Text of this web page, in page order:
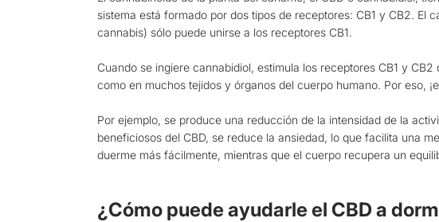
sistema está formado por dos tipos de receptores: CB1 y CB2. El
cannabis) sólo puede unirse a los receptores CB1.
Cuando se ingiere cannabidiol, estimula los receptores CB1 y
como en muchos tejidos y órganos del cuerpo humano. Por eso,
Por ejemplo, se produce una reducción de la intensidad de la
beneficiosos del CBD, se reduce la ansiedad, lo que facilita una
duerme más fácilmente, mientras que el cuerpo recupera un
¿Cómo puede ayudarle el CBD a